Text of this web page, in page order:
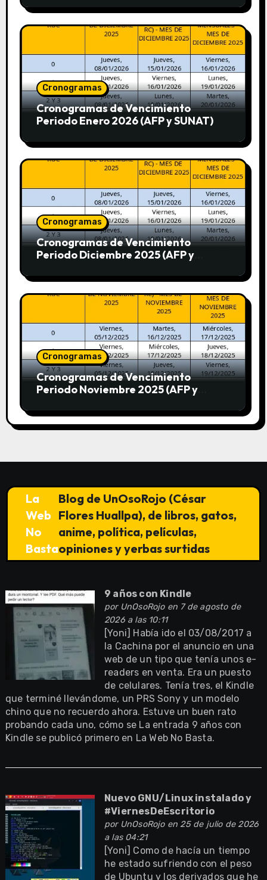
Cronogramas
Cronogramas de Vencimiento
Periodo Enero 2026 (AFP y SUNAT)
Cronogramas
Cronogramas de Vencimiento
Periodo Diciembre 2025 (AFP y
Cronogramas
Cronogramas de Vencimiento
Periodo Noviembre 2025 (AFP y
La
Web
No
Basta
Blog de UnOsoRojo (César
Flores Huallpa), de libros, gatos,
anime, política, películas,
opiniones y yerbas surtidas
9 años con Kindle
por UnOsoRojoen 7 de agosto de
2026 a las 10:11
[Yoni] Había ido el 03/08/2017 a
la Cachina por el anuncio en una
web de un tipo que tenía unos e-
readers en venta. Era un puesto
de celulares. Tenía tres, el Kindle
que terminé llevándome, un PRS Sony y un modelo
chino que no recuerdo ahora. Estuve un buen rato
probando cada uno, cómo se La entrada 9 años con
Kindle se publicó primero en La Web No Basta.
Nuevo GNU/Linux instalado y
#ViernesDeEscritorio
por UnOsoRojoen 25 de julio de 2026
a las 04:21
[Yoni] Como de hacía un tiempo
he estado sufriendo con el peso
de Ubuntu y los derivados que he